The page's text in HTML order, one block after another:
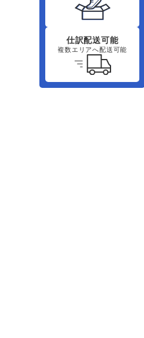
仕訳配送可能
複数エリアへ配送可能